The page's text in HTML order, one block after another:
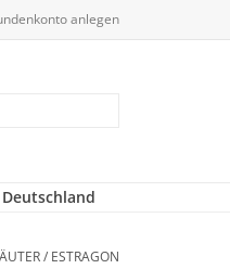
anlegen
/ ESTRAGON